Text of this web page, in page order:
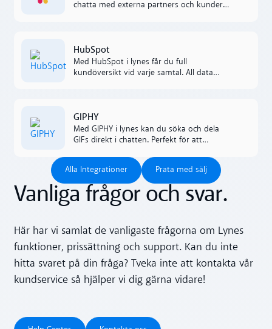
chatta med externa partners och kunder
HubSpot
Med HubSpot i lynes får du full
kundöversikt vid varje samtal. All data
GIPHY
Med GIPHY i lynes kan du söka och dela
GIFs direkt i chatten. Perfekt för att
och göra konversationerna mer levande.‍
Alla Integrationer
Alla Integrationer
Prata med sälj
Prata med sälj
Vanliga frågor och svar.
Här har vi samlat de vanligaste frågorna om Lynes
funktioner, prissättning och support. Kan du inte
hitta svaret på din fråga? Tveka inte att kontakta vår
kundservice så hjälper vi dig gärna vidare!
Help Center Kontakta oss